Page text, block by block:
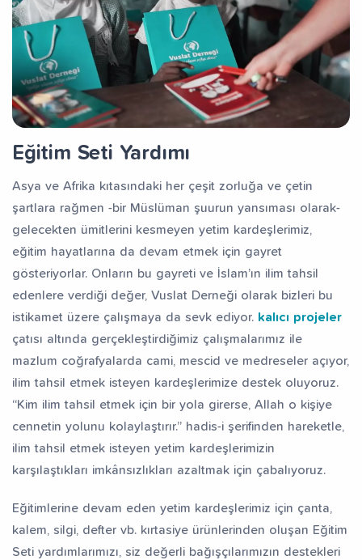
Eğitim Seti Yardımı
Asya ve Afrika kıtasındaki her çeşit zorluğa ve çetin
şartlara rağmen -bir Müslüman şuurun yansıması olarak-
gelecekten ümitlerini kesmeyen yetim kardeşlerimiz,
eğitim hayatlarına da devam etmek için gayret
gösteriyorlar. Onların bu gayreti ve İslam’ın ilim tahsil
edenlere verdiği değer, Vuslat Derneği olarak bizleri bu
istikamet üzere çalışmaya da sevk ediyor. kalıcı projeler
çatısı altında gerçekleştirdiğimiz çalışmalarımız ile
mazlum coğrafyalarda cami, mescid ve medreseler açıyor,
ilim tahsil etmek isteyen kardeşlerimize destek oluyoruz.
“Kim ilim tahsil etmek için bir yola girerse, Allah o kişiye
cennetin yolunu kolaylaştırır.” hadis-i şerifinden hareketle,
ilim tahsil etmek isteyen yetim kardeşlerimizin
karşılaştıkları imkânsızlıkları azaltmak için çabalıyoruz.
Eğitimlerine devam eden yetim kardeşlerimiz için çanta,
kalem, silgi, defter vb. kırtasiye ürünlerinden oluşan Eğitim
Seti yardımlarımızı, siz değerli bağışçılarımızın destekleri